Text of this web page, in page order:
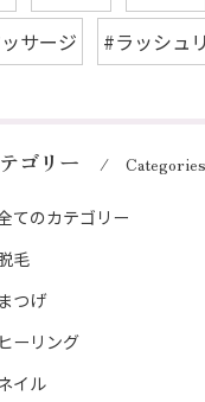
サージ
#ラッシュ
ゴリー Categories
てのカテゴリー
毛
まつげ
ヒーリング
イル